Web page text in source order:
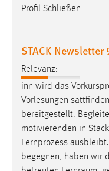
STACK Newsletter
inn wird das
Vorlesungen
bereitgestellt.
motivierenden in
Lernprozess
begegnen, haben wir
betreutenLernraum,
Studierende
selbstständig mit